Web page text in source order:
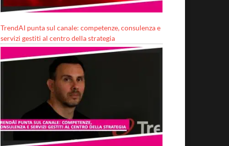
TrendAI punta sul canale: competenze, consulenza e
servizi gestiti al centro della strategia